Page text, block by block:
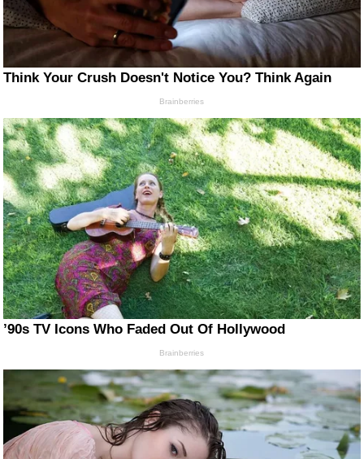
Think Your Crush Doesn't Notice You? Think Again
Brainberries
’90s TV Icons Who Faded Out Of Hollywood
Brainberries